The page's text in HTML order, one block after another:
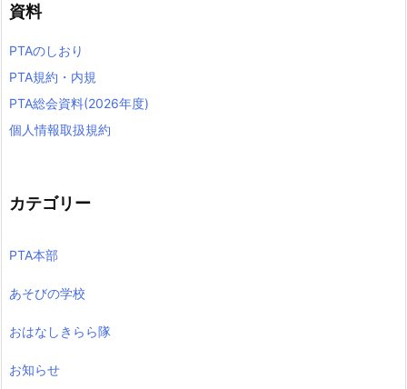
資料
PTAのしおり
PTA規約・内規
PTA総会資料(2026年度)
個人情報取扱規約
カテゴリー
PTA本部
あそびの学校
おはなしきらら隊
お知らせ